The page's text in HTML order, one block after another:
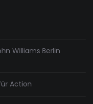
Williams Berlin
Action